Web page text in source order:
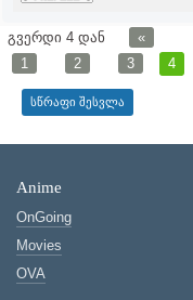
გვერდი 4 დან
«
1
2 3 4
Anime
OnGoing
Movies
OVA